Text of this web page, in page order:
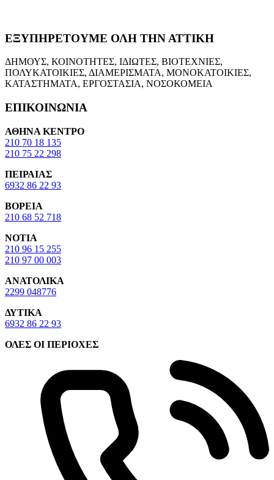
ΕΞΥΠΗΡΕΤΟΥΜΕ ΟΛΗ ΤΗΝ ΑΤΤΙΚΗ
ΔΗΜΟΥΣ, ΚΟΙΝΟΤΗΤΕΣ, ΙΔΙΩΤΕΣ, ΒΙΟΤΕΧΝΙΕΣ,
ΠΟΛΥΚΑΤΟΙΚΙΕΣ, ΔΙΑΜΕΡΙΣΜΑΤΑ, ΜΟΝΟΚΑΤΟΙΚΙΕΣ,
ΚΑΤΑΣΤΗΜΑΤΑ, ΕΡΓΟΣΤΑΣΙΑ, ΝΟΣΟΚΟΜΕΙΑ
ΕΠΙΚΟΙΝΩΝΙΑ
ΑΘΗΝΑ ΚΕΝΤΡΟ
210 70 18 135
210 75 22 298
ΠΕΙΡΑΙΑΣ
6932 86 22 93
ΒΟΡΕΙΑ
210 68 52 718
ΝΟΤΙΑ
210 96 15 255
210 97 00 003
ΑΝΑΤΟΛΙΚΑ
2299 048776
ΔΥΤΙΚΑ
6932 86 22 93
ΟΛΕΣ ΟΙ ΠΕΡΙΟΧΕΣ